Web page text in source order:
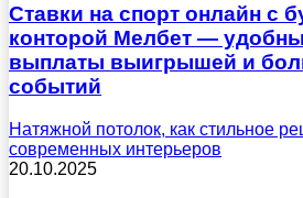
Ставки на спорт онлайн с
конторой Мелбет —
выплаты выигрышей и
событий
Натяжной потолок, как стильное
современных интерьеров
20.10.2025